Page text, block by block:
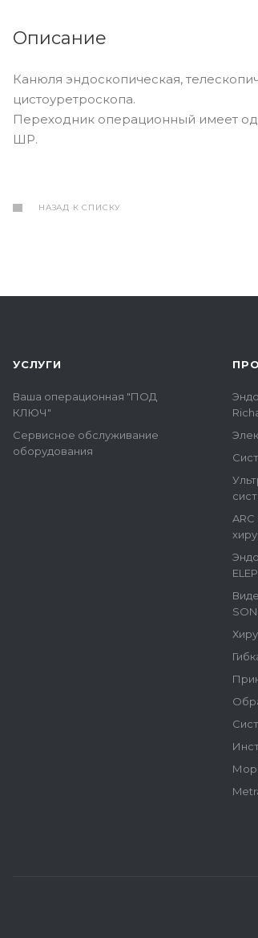
Описание
Канюля эндоскопическая,
цистоуретроскопа.
Переходник операционный имеет
ШР.
НАЗАД К СПИСКУ
УСЛУГИ
Ваша операционная "ПОД
КЛЮЧ"
Сервисное обслуживание
оборудования